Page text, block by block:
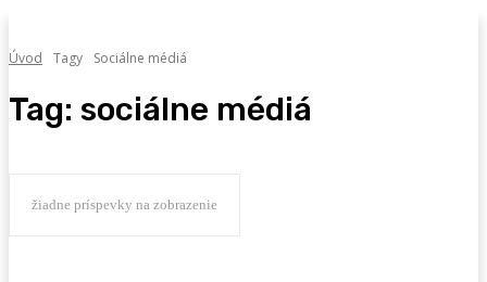
Úvod Tagy Sociálne médiá
Tag: sociálne médiá
žiadne príspevky na zobrazenie